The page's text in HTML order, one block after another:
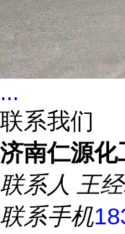
...
联系我们
济南仁源化
联系人 王
联系手机